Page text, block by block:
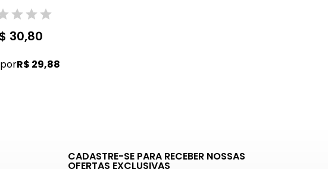
30,80
porR$ 29,88
CADASTRE-SE PARA RECEBER NOSSAS
OFERTAS EXCLUSIVAS